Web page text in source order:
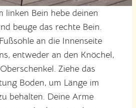
linken Bein hebe deinen
beuge das rechte Bein.
an die Innenseite
entweder an den Knöchel,
Ziehe das
Boden, um Länge im
behalten. Deine Arme